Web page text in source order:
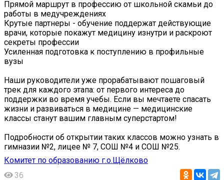
️Прямой маршрут в профессию от школьной скамьи до
работы в медучреждениях
️Крутые партнеры - обучение поддержат действующие
врачи, которые покажут медицину изнутри и раскроют
секреты профессии
️Усиленная подготовка к поступлению в профильные
вузы
Наши руководители уже прорабатывают пошаговый
трек для каждого этапа: от первого интереса до
поддержки во время учебы. Если вы мечтаете спасать
жизни и развиваться в медицине — медицинские
классы станут вашим главным суперстартом!
Подробности об открытии таких классов можно узнать в
гимназии №2, лицее № 7, СОШ №4 и СОШ №25.
Комитет по образованию г.о.Щёлково
36